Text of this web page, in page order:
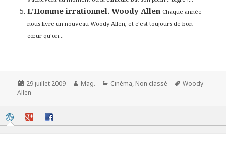
L'Homme irrationnel. Woody Allen Chaque année
nous livre un nouveau Woody Allen, et c’est toujours de bon
cœur qu’on...
Publié
le
29 juillet 2009 Auteur
Mag. Catégories
Cinéma, Non classé
Mots-
Woody
Allen